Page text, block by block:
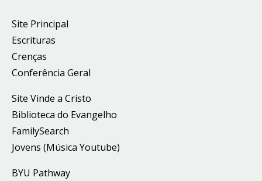
Site Principal
Escrituras
Crenças
Conferência Geral
Site Vinde a Cristo
Biblioteca do Evangelho
FamilySearch
Jovens (Música Youtube)
BYU Pathway